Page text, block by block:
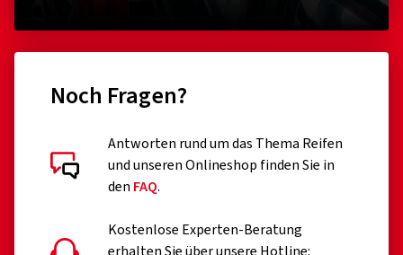
Noch Fragen?
Antworten rund um das Thema Reifen
und unseren Onlineshop finden Sie in
den FAQ.
Kostenlose Experten-Beratung